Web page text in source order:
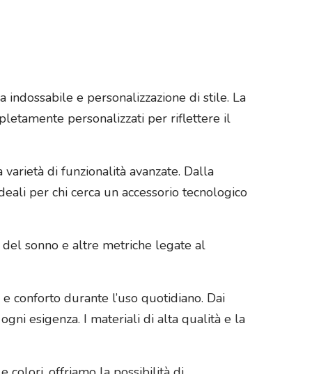
e personalizzazione di stile. La
personalizzati per riflettere il
di funzionalità avanzate. Dalla
per chi cerca un accessorio tecnologico
sonno e altre metriche legate al
conforto durante l’uso quotidiano. Dai
esigenza. I materiali di alta qualità e la